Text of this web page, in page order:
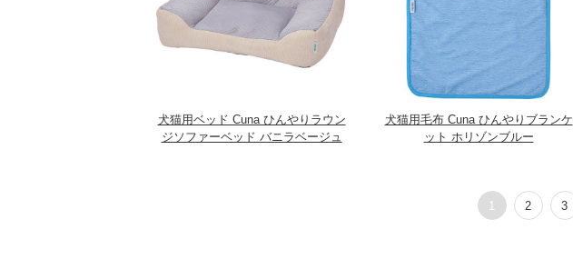
犬猫用ベッド Cuna ひんやりラウン
ジソファーベッド バニラベージュ
犬猫用毛布 Cuna ひんやりブランケ
ット ホリゾンブルー
1 2 3